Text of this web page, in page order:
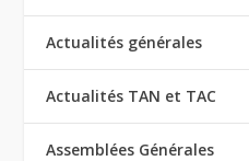
Actualités générales
Actualités TAN et TAC
Assemblées Générales